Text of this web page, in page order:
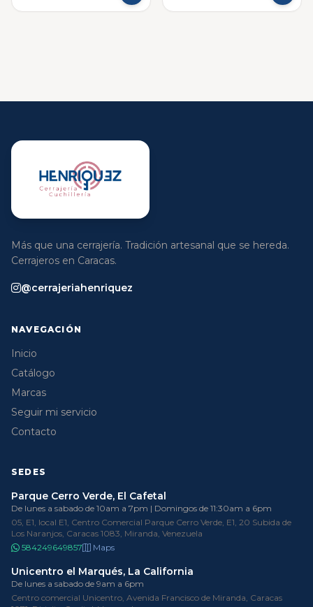
Más que una cerrajería. Tradición artesanal que se hereda.
Cerrajeros en Caracas.
@cerrajeriahenriquez
NAVEGACIÓN
Inicio
Catálogo
Marcas
Seguir mi servicio
Contacto
SEDES
Parque Cerro Verde, El Cafetal
De lunes a sabado de 10am a 7pm | Domingos de 11:30am a 6pm
05, E1, local E1, Centro Comercial Parque Cerro Verde, E1, 20 Subida de
Los Naranjos, Caracas 1083, Miranda, Venezuela
584249649857
Maps
Unicentro el Marqués, La California
De lunes a sabado de 9am a 6pm
Centro comercial Unicentro, Avenida Francisco de Miranda, Caracas